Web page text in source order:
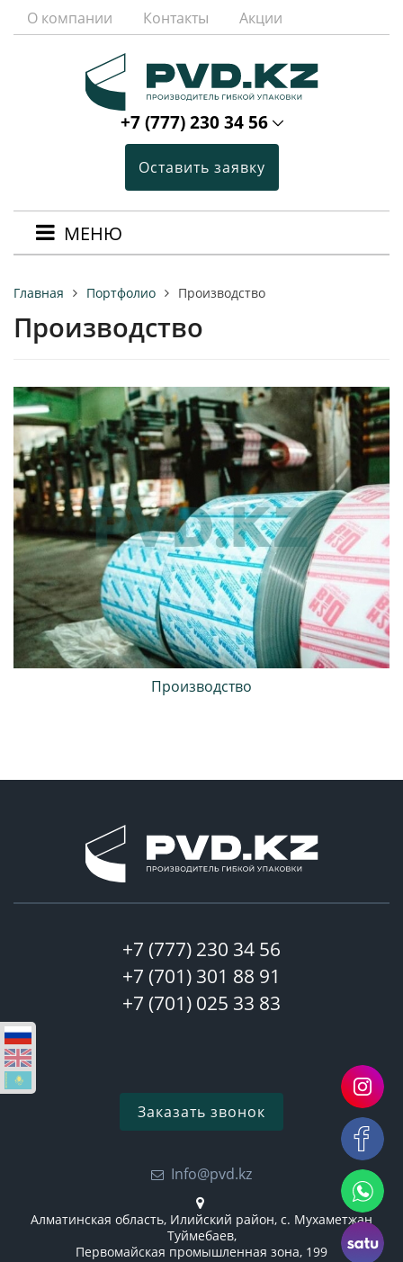
О компании Контакты Акции
+7 (777) 230 34 56
Оставить заявку
МЕНЮ
Главная Портфолио Производство
Производство
Производство
+7 (777) 230 34 56
+7 (701) 301 88 91
+7 (701) 025 33 83
Заказать звонок
Info@pvd.kz
Алматинская область, Илийский район, с. Мухаметжан
Туймебаев,
Первомайская промышленная зона, 199